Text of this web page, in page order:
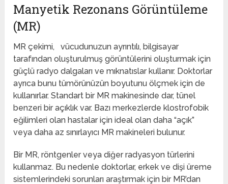
Manyetik Rezonans Görüntüleme
(MR)
MR çekimi, vücudunuzun ayrıntılı, bilgisayar
tarafından oluşturulmuş görüntülerini oluşturmak için
güçlü radyo dalgaları ve mıknatıslar kullanır. Doktorlar
ayrıca bunu tümörünüzün boyutunu ölçmek için de
kullanırlar. Standart bir MR makinesinde dar, tünel
benzeri bir açıklık var. Bazı merkezlerde klostrofobik
eğilimleri olan hastalar için ideal olan daha “açık”
veya daha az sınırlayıcı MR makineleri bulunur.
Bir MR, röntgenler veya diğer radyasyon türlerini
kullanmaz. Bu nedenle doktorlar, erkek ve dişi üreme
sistemlerindeki sorunları araştırmak için bir MR’dan